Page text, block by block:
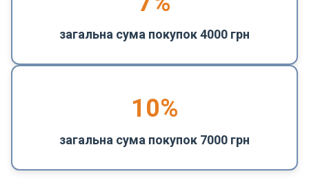
загальна сума покупок 4000 грн
10%
загальна сума покупок 7000 грн